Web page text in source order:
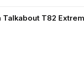
Talkabout T82